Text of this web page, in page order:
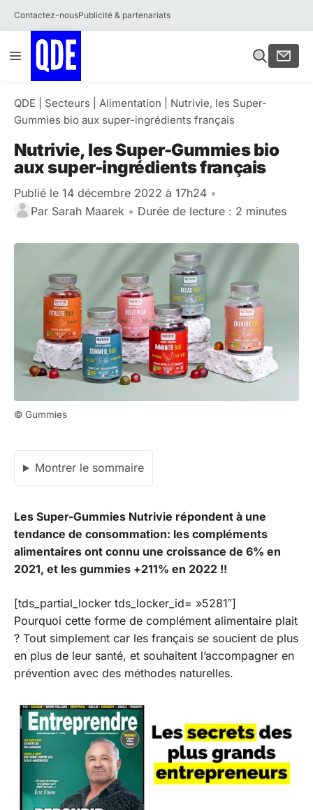
Contactez-nousPublicité & partenariats
au
contenu
Menu
QDE Secteurs Alimentation
Nutrivie, les Super-
Gummies bio aux super-ingrédients français
Nutrivie, les Super-Gummies bio
aux super-ingrédients français
Publié le 14 décembre 2022 à 17h24 •
Par Sarah Maarek • Durée de lecture : 2 minutes
© Gummies
Montrer le sommaire
Les Super-Gummies Nutrivie répondent à une
tendance de consommation: les compléments
alimentaires ont connu une croissance de 6% en
2021, et les gummies +211% en 2022 !!
[tds_partial_locker tds_locker_id= »5281″]
Pourquoi cette forme de complément alimentaire plait
? Tout simplement car les français se soucient de plus
en plus de leur santé, et souhaitent l’accompagner en
prévention avec des méthodes naturelles.